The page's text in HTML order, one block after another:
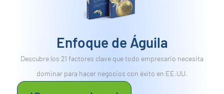
Enfoque de Águila
Descubre los 21 factores clave que todo empresario necesita
dominar para hacer negocios con éxito en EE.UU.